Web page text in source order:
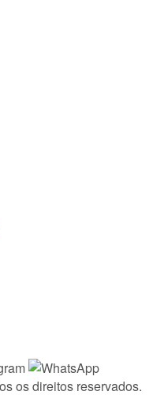
os direitos reservados.